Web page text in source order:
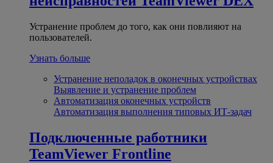
Устранение проблем до того, как они повлияют на
пользователей.
Узнать больше
Устранение неполадок в оконечных устройствах
Выявление и устранение проблем
Автоматизация оконечных устройств
Автоматизация выполнения типовых ИТ-задач
Подключенные работники
TeamViewer Frontline